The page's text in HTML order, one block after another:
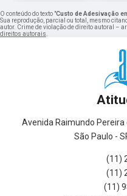
O conteúdo do texto "Custo de Adesivação
Sua reprodução, parcial ou total, mesmo
autor. Crime de violação de direito autoral –
direitos autorais
Avenida Raimundo
São Paulo -
(11)
(11)
(11)